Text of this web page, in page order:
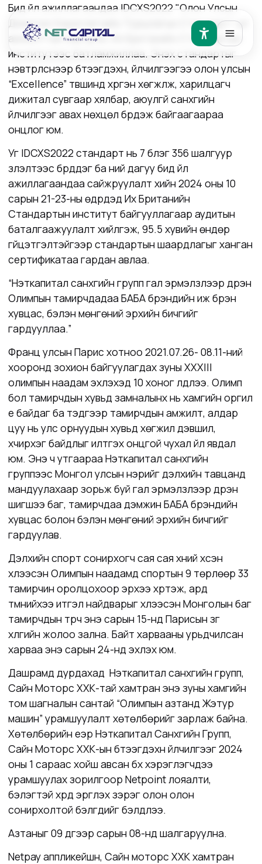
Бид үйл ажиллагаандаа IDCXS2022 "Олон Улсын
Дижитал Хэрэглэгчийн Туршлагын Стандарт"-ыг
амжилттай нэвтрүүлж, Их Британийн Стандартын
институтээс батламжиллаа. Энэхүү стандартыг
нэвтрүүлснээр бүтээгдэхүүн, үйлчилгээгээ олон улсын
“Excellence” түвшинд хүргэн хөгжүүлж, харилцагч
дижитал сувгаар хялбар, аюулгүй санхүүгийн
үйлчилгээг авах нөхцөл бүрдэж байгаагаараа
онцлог юм.
Уг IDCXS2022 стандарт нь 7 бүлэг 356 шалгуур
үзүүлэлтээс бүрддэг ба үүний дагуу бид үйл
ажиллагаандаа сайжруулалт хийн 2024 оны 10
сарын 21-23-ны өдрүүдэд Их Британийн
Стандартын институт байгууллагаар аудитын
баталгаажуулалт хийлгэж, 95.5 хувийн өндөр
гүйцэтгэлтэйгээр стандартын шаардлагыг ханган
сертификатаа гардан авлаа.
“Нэткапитал санхүүгийн групп гал эрмэлзлээр дүүрэн
Олимпын тамирчдадаа БАБА брэндийн иж бүрэн
хувцас, бэлэн мөнгөний эрхийн бичгийг
гардууллаа.”
Франц улсын Парис хотноо 2021.07.26- 08.11-ний
хооронд зохион байгуулагдах зуны XXXIII
олимпын наадам эхлэхэд 10 хоног үлдлээ. Олимп
бол тамирчдын хувьд замналынх нь хамгийн оргил
үе байдаг ба тэдгээр тамирчдын амжилт, алдар
цуу нь улс орнуудын хувьд хөгжил дэвшил,
хүчирхэг байдлыг илтгэх онцгой чухал үйл явдал
юм. Энэ ч утгаараа Нэткапитал санхүүгийн
группээс Монгол улсын нэрийг дэлхийн тавцанд
мандуулахаар зорьж буй гал эрмэлзлээр дүүрэн
шигшээ баг, тамирчдаа дэмжин БАБА брэндийн
хувцас болон бэлэн мөнгөний эрхийн бичгийг
гардуулав.
Дэлхийн спорт сонирхогч сая сая хүний хүсэн
хүлээсэн Олимпын наадамд спортын 9 төрлөөр 33
тамирчин оролцохоор эрхээ хүртэж, ард
түмнийхээ итгэл найдварыг хүлээсэн Монголын баг
тамирчдын түрүүч энэ сарын 15-нд Парисын зүг
хүлгийн жолоо зална. Байт харвааны урьдчилсан
харваа энэ сарын 24-нд эхлэх юм.
Дашрамд дурдахад Нэткапитал санхүүгийн групп,
Сайн Моторс ХХК-тай хамтран энэ зуны хамгийн
том шагналын сантай “Олимпын азтанд Жэтур
машин” урамшуулалт хөтөлбөрийг зарлаж байна.
Хөтөлбөрийн үеэр Нэткапитал Санхүүгийн Групп,
Сайн Моторс ХХК-ын бүтээгдэхүүн үйлчилгээг 2024
оны 1 сараас хойш авсан бүх хэрэглэгчдээ
урамшуулах зорилгоор Netpoint лояалти,
бэлэгтэй хүрд эргүүлэх зэрэг олон олон
сонирхолтой бэлгүүдийг бэлдлээ.
Азтаныг 09 дүгээр сарын 08-нд шалгаруулна.
Netpay аппликейшн, Сайн моторс ХХК хамтран